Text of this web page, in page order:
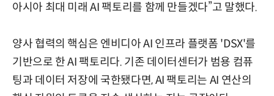
아시아 최대 미래 AI 팩토리를 함께 만들겠다”고 말했다.
양사 협력의 핵심은 엔비디아 AI 인프라 플랫폼 'DSX'를
기반으로 한 AI 팩토리다. 기존 데이터센터가 범용 컴퓨
팅과 데이터 저장에 국한됐다면, AI 팩토리는 AI 연산의